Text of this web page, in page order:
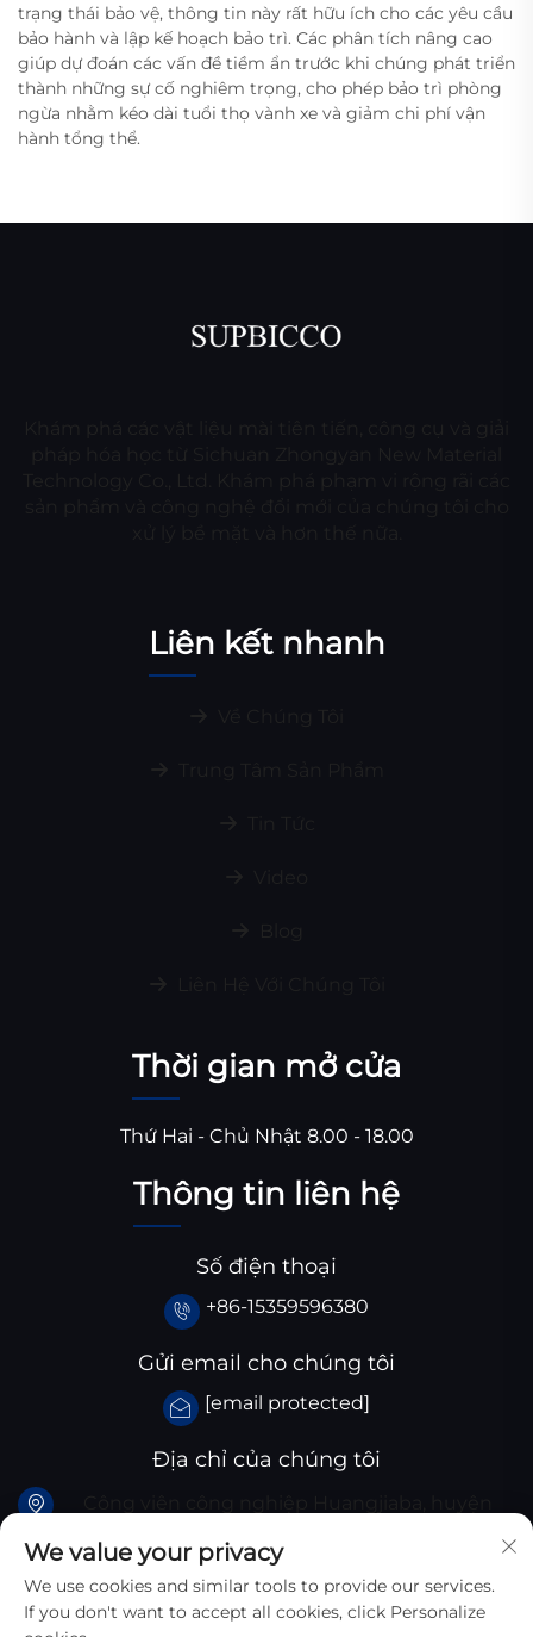
trạng thái bảo vệ, thông tin này rất hữu ích cho các yêu cầu
bảo hành và lập kế hoạch bảo trì. Các phân tích nâng cao
giúp dự đoán các vấn đề tiềm ẩn trước khi chúng phát triển
thành những sự cố nghiêm trọng, cho phép bảo trì phòng
ngừa nhằm kéo dài tuổi thọ vành xe và giảm chi phí vận
hành tổng thể.
Liên kết nhanh
Thời gian mở cửa
Thứ Hai - Chủ Nhật 8.00 - 18.00
Thông tin liên hệ
Số điện thoại
+86-15359596380
Gửi email cho chúng tôi
[email protected]
Địa chỉ của chúng tôi
Santai, tỉnh Tứ Xuyên, Trung Quốc
We value your privacy
We use cookies and similar tools to provide our services.
If you don't want to accept all cookies, click Personalize